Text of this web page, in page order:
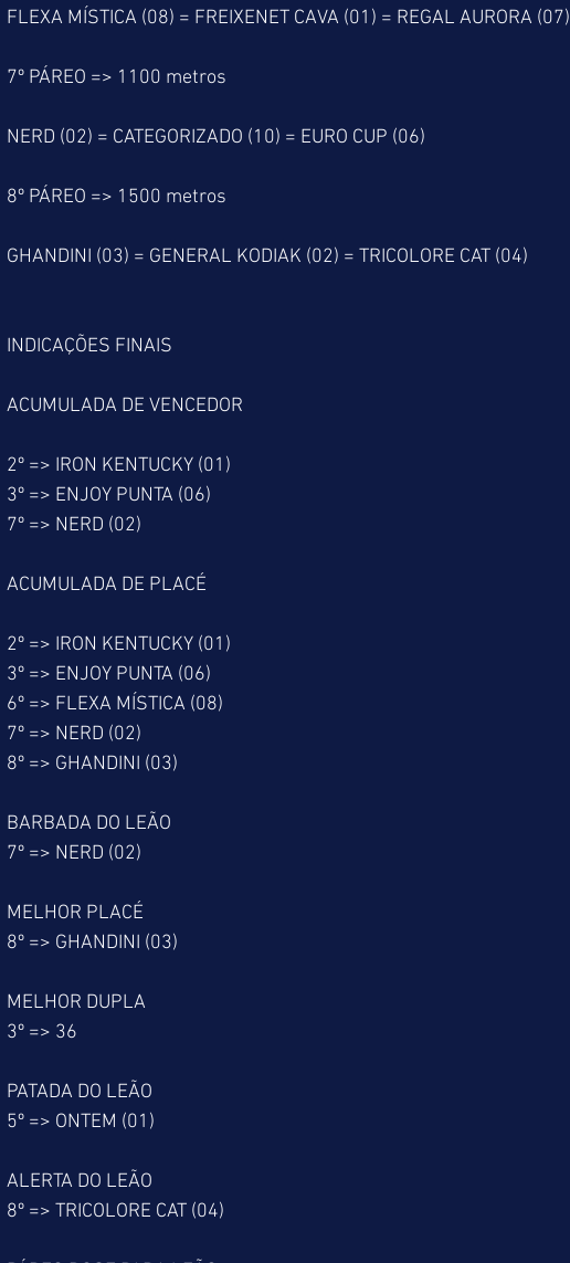
FLEXA MÍSTICA (08) = FREIXENET CAVA (01) = REGAL AURORA (07)
7º PÁREO => 1100 metros
NERD (02) = CATEGORIZADO (10) = EURO CUP (06)
8º PÁREO => 1500 metros
GHANDINI (03) = GENERAL KODIAK (02) = TRICOLORE CAT (04)
INDICAÇÕES FINAIS
ACUMULADA DE VENCEDOR
2º => IRON KENTUCKY (01)
3º => ENJOY PUNTA (06)
7º => NERD (02)
ACUMULADA DE PLACÉ
2º => IRON KENTUCKY (01)
3º => ENJOY PUNTA (06)
6º => FLEXA MÍSTICA (08)
7º => NERD (02)
8º => GHANDINI (03)
BARBADA DO LEÃO
7º => NERD (02)
MELHOR PLACÉ
8º => GHANDINI (03)
MELHOR DUPLA
3º => 36
PATADA DO LEÃO
5º => ONTEM (01)
ALERTA DO LEÃO
8º => TRICOLORE CAT (04)